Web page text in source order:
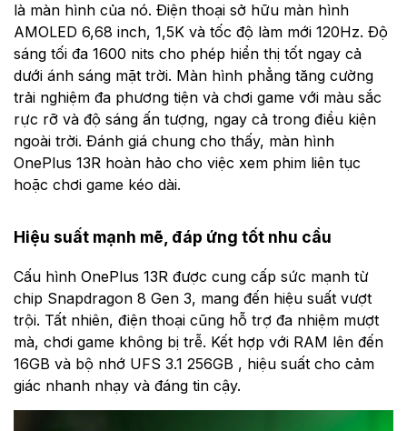
là màn hình của nó. Điện thoại sở hữu màn hình
AMOLED 6,68 inch, 1,5K và tốc độ làm mới 120Hz. Độ
sáng tối đa 1600 nits cho phép hiển thị tốt ngay cả
dưới ánh sáng mặt trời. Màn hình phẳng tăng cường
trải nghiệm đa phương tiện và chơi game với màu sắc
rực rỡ và độ sáng ấn tượng, ngay cả trong điều kiện
ngoài trời. Đánh giá chung cho thấy, màn hình
OnePlus 13R hoàn hảo cho việc xem phim liên tục
hoặc chơi game kéo dài.
Hiệu suất mạnh mẽ, đáp ứng tốt nhu cầu
Cấu hình OnePlus 13R được cung cấp sức mạnh từ
chip Snapdragon 8 Gen 3, mang đến hiệu suất vượt
trội. Tất nhiên, điện thoại cũng hỗ trợ đa nhiệm mượt
mà, chơi game không bị trễ. Kết hợp với RAM lên đến
16GB và bộ nhớ UFS 3.1 256GB , hiệu suất cho cảm
giác nhanh nhạy và đáng tin cậy.